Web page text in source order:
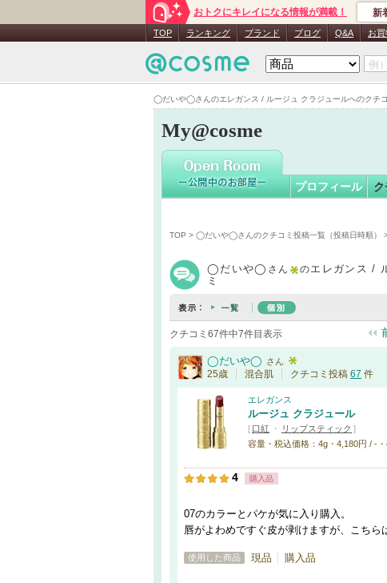
◯だいや◯さんのエレガンス / ルージュ クラジュールへのクチ
おトクにキレイになる情報が満載！ 新
TOP ランキング ブランド ブログ Q&A お買
My@cosme
◯だいや◯
プロフィール ク
TOP > ◯だいや◯さんのクチコミ投稿一覧（投稿日時順）
◯だいや◯ さん のエレガンス /
ミ
クチコミ67件中7件目表示
◯だいや◯ さん
25歳 混合肌 クチコミ投稿 67 件
エレガンス
ルージュ クラジュール
[ 口紅 ・ リップスティック ]
容量・税込価格：4g・4,180円 / -
4 購入品
07のカラーとパケが気に入り購入。
唇がよわめですぐ皮が剥けますが、こちら
使用した商品 現品 購入品